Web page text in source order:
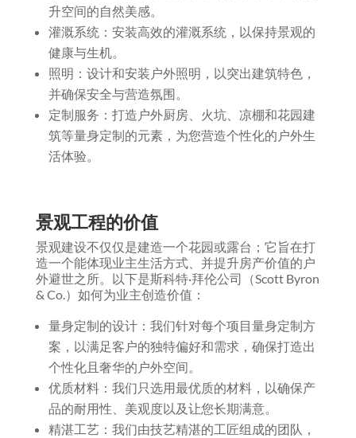
升空间的自然美感。
灌溉系统：安装高效的灌溉系统，以保持景观的
健康与生机。
照明：设计和安装户外照明，以突出建筑特色，
并确保安全与营造氛围。
定制服务：打造户外厨房、火坑、凉棚和花园建
筑等量身定制的元素，为您营造个性化的户外生
活体验。
景观工程的价值
景观建设不仅仅是建造一个花园或露台；它旨在打
造一个能体现业主生活方式、并提升房产价值的户
外避世之所。以下是斯科特·拜伦公司（Scott Byron
& Co.）如何为业主创造价值：
量身定制的设计：我们针对每个项目量身定制方
案，以满足客户的独特偏好和需求，确保打造出
个性化且奢华的户外空间。
优质材料：我们只选用最优质的材料，以确保产
品的耐用性、美观度以及让您长期满意。
精湛工艺：我们由技艺精湛的工匠组成的团队，